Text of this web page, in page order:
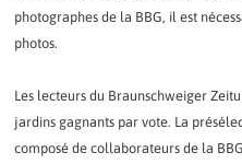
photographes de la BBG, il est
photos.
Les lecteurs du Braunschweiger
jardins gagnants par vote. La
composé de collaborateurs de la